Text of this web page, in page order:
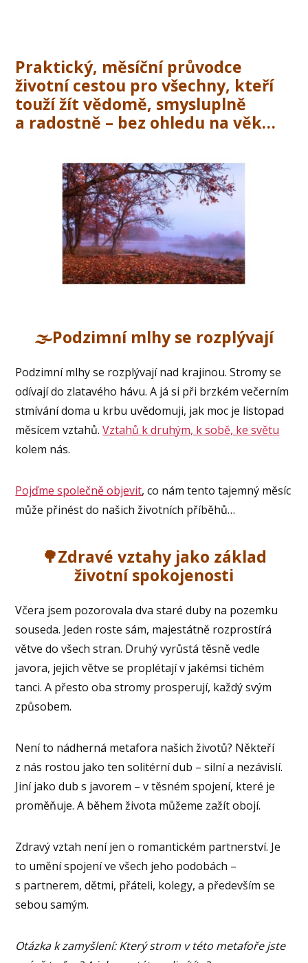
Praktický, měsíční průvodce
životní cestou pro všechny, kteří
touží žít vědomě, smysluplně
a radostně – bez ohledu na věk…
🌫️Podzimní mlhy se rozplývají
Podzimní mlhy se rozplývají nad krajinou. Stromy se
odívají do zlatavého hávu. A já si při brzkém večerním
stmívání doma u krbu uvědomuji, jak moc je listopad
měsícem vztahů.Vztahů k druhým, k sobě, ke světu
kolem nás.
Pojďme společně objevit, co nám tento tajemný měsíc
může přinést do našich životních příběhů…
🌳Zdravé vztahy jako základ
životní spokojenosti
Včera jsem pozorovala dva staré duby na pozemku
souseda. Jeden roste sám, majestátně rozprostírá
větve do všech stran. Druhý vyrůstá těsně vedle
javora, jejich větve se proplétají v jakémsi tichém
tanci. A přesto oba stromy prosperují, každý svým
způsobem.
Není to nádherná metafora našich životů? Někteří
z nás rostou jako ten solitérní dub – silní a nezávislí.
Jiní jako dub s javorem – v těsném spojení, které je
proměňuje. A během života můžeme zažít obojí.
Zdravý vztah není jen o romantickém partnerství. Je
to umění spojení ve všech jeho podobách –
s partnerem, dětmi, přáteli, kolegy, a především se
sebou samým.
Otázka k zamyšlení: Který strom v této metafoře jste